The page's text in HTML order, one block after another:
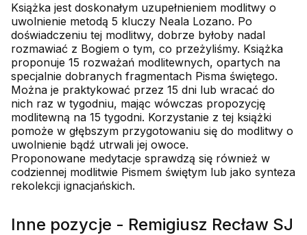
Książka jest doskonałym uzupełnieniem modlitwy o
uwolnienie metodą 5 kluczy Neala Lozano. Po
doświadczeniu tej modlitwy, dobrze byłoby nadal
rozmawiać z Bogiem o tym, co przeżyliśmy. Książka
proponuje 15 rozważań modlitewnych, opartych na
specjalnie dobranych fragmentach Pisma świętego.
Można je praktykować przez 15 dni lub wracać do
nich raz w tygodniu, mając wówczas propozycję
modlitewną na 15 tygodni. Korzystanie z tej książki
pomoże w głębszym przygotowaniu się do modlitwy o
uwolnienie bądź utrwali jej owoce.
Proponowane medytacje sprawdzą się również w
codziennej modlitwie Pismem świętym lub jako synteza
rekolekcji ignacjańskich.
Inne pozycje - Remigiusz Recław SJ